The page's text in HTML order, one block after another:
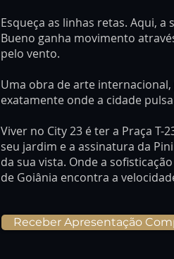
Esqueça as linhas retas. Aqui, a
Bueno ganha movimento
pelo vento.
Uma obra de arte
exatamente onde a cidade
Viver no City 23 é ter a Praça T-
seu jardim e a assinatura da
da sua vista. Onde a
de Goiânia encontra a
Receber Apresentação